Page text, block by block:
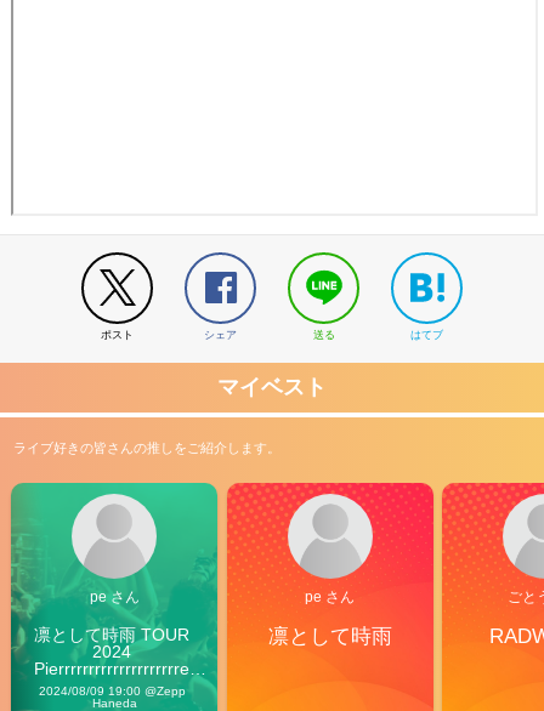
ポスト シェア 送る はてブ
マイベスト
ライブ好きの皆さんの推しをご紹介します。
pe さん
凛として時雨 TOUR
2024
Pierrrrrrrrrrrrrrrrrrrre
Vibes
2024/08/09 19:00 @Zepp
Haneda
pe さん
凛として時雨
ごと